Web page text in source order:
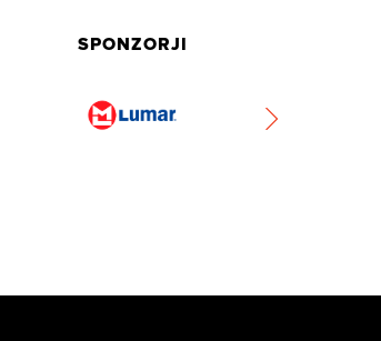
SPONZORJI